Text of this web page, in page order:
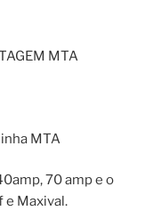
MTA
MTA
70 amp e o
e Maxival.